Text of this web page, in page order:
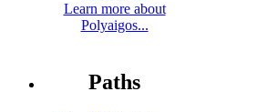
Learn more about
Polyaigos...
Paths